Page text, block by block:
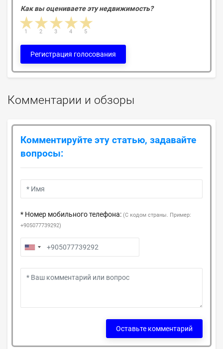
Как вы оцениваете эту недвижимость?
4 stars
3 stars
2 stars
1 star 5
4
3
2
1
Регистрация голосования
Комментарии и обзоры
Комментируйте эту статью, задавайте
вопросы:
* Номер мобильного телефона: (С кодом страны. Пример:
+905077739292)
Оставьте комментарий